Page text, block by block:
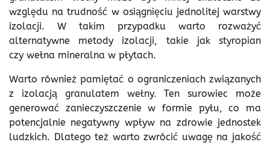
względu na trudność w osiągnięciu jednolitej warstwy
izolacji. W takim przypadku warto rozważyć
alternatywne metody izolacji, takie jak styropian
czy wełna mineralna w płytach.
Warto również pamiętać o ograniczeniach związanych
z izolacją granulatem wełny. Ten surowiec może
generować zanieczyszczenie w formie pyłu, co ma
potencjalnie negatywny wpływ na zdrowie jednostek
ludzkich. Dlatego też warto zwrócić uwagę na jakość